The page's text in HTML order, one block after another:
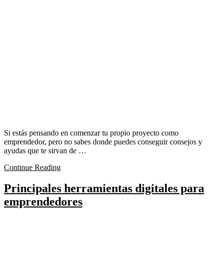
Si estás pensando en comenzar tu propio proyecto como
emprendedor, pero no sabes donde puedes conseguir consejos y
ayudas que te sirvan de …
Continue Reading
Principales herramientas digitales para
emprendedores